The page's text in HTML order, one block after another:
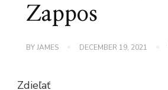
Zappos
BYJAMES DECEMBER 19, 2021
Zdieľať